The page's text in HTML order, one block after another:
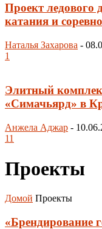
Проект ледового
катания и
Наталья Захарова -
1
Элитный
«Симачьярд» в
Анжела Аджар -
11
Проекты
Домой Проекты
«Брендирование